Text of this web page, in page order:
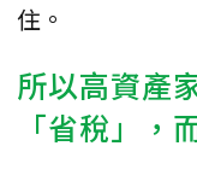
住。
所以高資產
「省稅」，